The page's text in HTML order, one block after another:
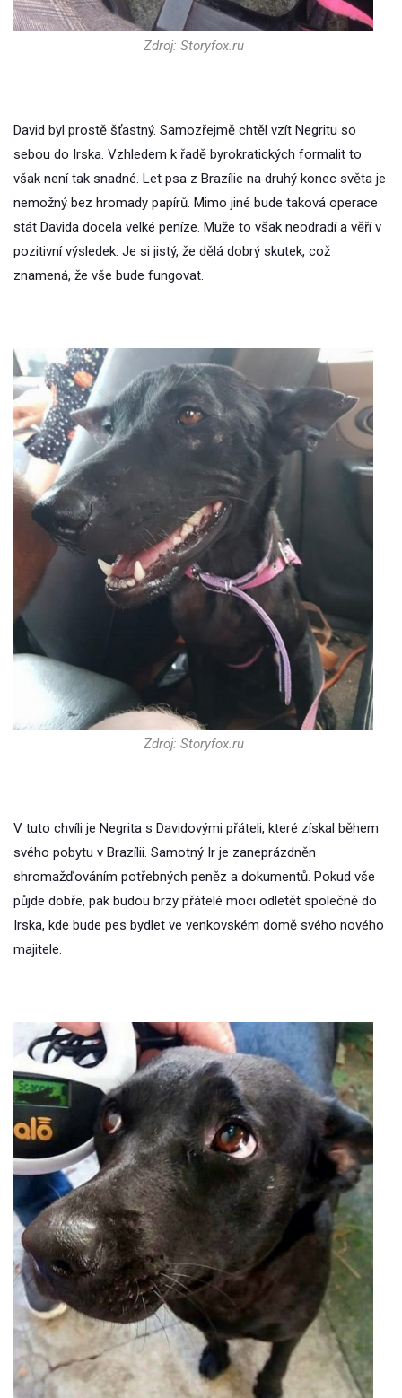
Zdroj: Storyfox.ru
David byl prostě šťastný. Samozřejmě chtěl vzít Negritu so
sebou do Irska. Vzhledem k řadě byrokratických formalit to
však není tak snadné. Let psa z Brazílie na druhý konec světa je
nemožný bez hromady papírů. Mimo jiné bude taková operace
stát Davida docela velké peníze. Muže to však neodradí a věří v
pozitivní výsledek. Je si jistý, že dělá dobrý skutek, což
znamená, že vše bude fungovat.
Zdroj: Storyfox.ru
V tuto chvíli je Negrita s Davidovými přáteli, které získal během
svého pobytu v Brazílii. Samotný Ir je zaneprázdněn
shromažďováním potřebných peněz a dokumentů. Pokud vše
půjde dobře, pak budou brzy přátelé moci odletět společně do
Irska, kde bude pes bydlet ve venkovském domě svého nového
majitele.